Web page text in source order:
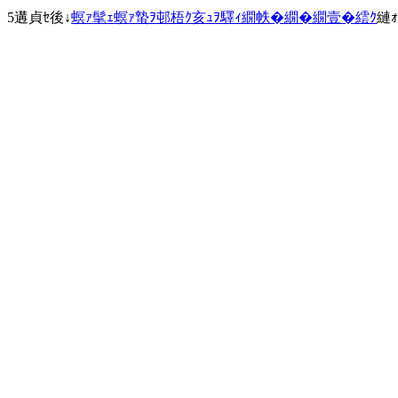
5遘貞ｾ後↓螟ｧ髦ｪ螟ｧ蟄ｦ邨梧ｸ亥ｭｦ驛ｨ繝帙�繝�繝壹�繧ｸ縺